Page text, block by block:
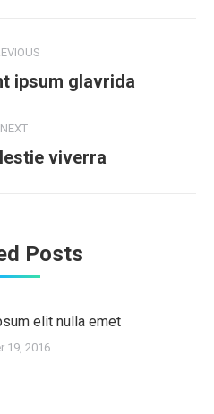
Previous
ipsum glavrida
NEXT
Next viverra
Posts
elit nulla emet
19, 2016